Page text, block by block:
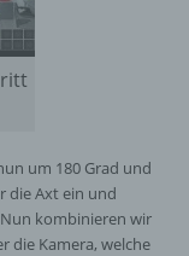
um 180 Grad und
die Axt ein und
kombinieren wir
die Kamera, welche